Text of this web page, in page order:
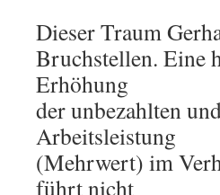
Dieser Traum
Bruchstellen. Eine
Erhöhung
der unbezahlten
Arbeitsleistung
(Mehrwert) im
führt nicht